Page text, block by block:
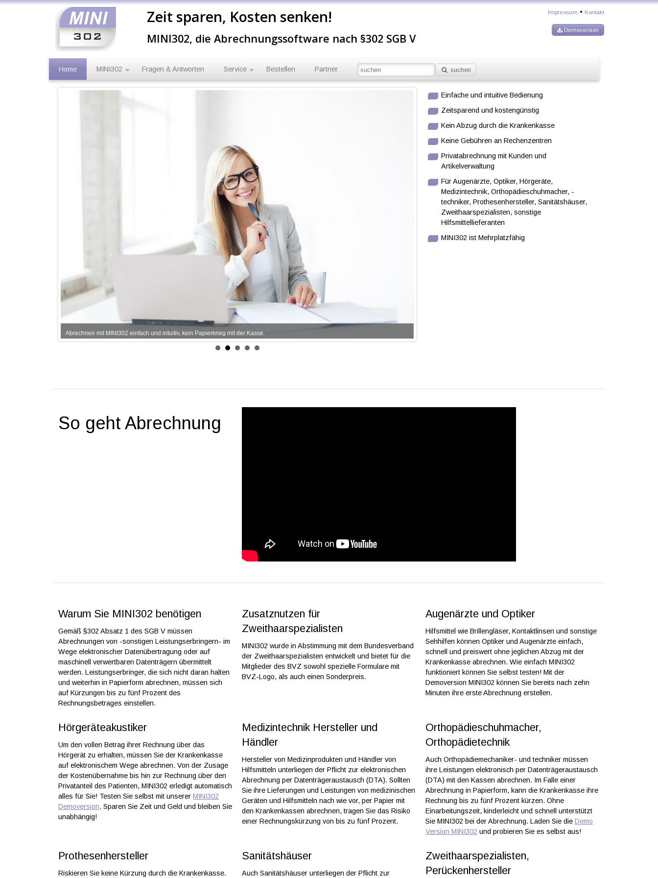
Zeit sparen, Kosten senken!
MINI302, die Abrechnungssoftware nach §302 SGB V
Impressum • Kontakt
Demoversion
Home MINI302 Fragen & Antworten Service Bestellen Partner suchen
Abrechnen mit MINI302 einfach und intuitiv, kein Papierkrieg mit der Kasse.
Einfache und intuitive Bedienung
Zeitsparend und kostengünstig
Kein Abzug durch die Krankenkasse
Keine Gebühren an Rechenzentren
Privatabrechnung mit Kunden und
Artikelverwaltung
Für Augenärzte, Optiker, Hörgeräte,
Medizintechnik, Orthopädieschuhmacher, -
techniker, Prothesenhersteller, Sanitätshäuser,
Zweithaarspezialisten, sonstige
Hilfsmittellieferanten
MINI302 ist Mehrplatzfähig
So geht Abrechnung
Warum Sie MINI302 benötigen
Gemäß §302 Absatz 1 des SGB V müssen
Abrechnungen von -sonstigen Leistungserbringern- im
Wege elektronischer Datenübertragung oder auf
maschinell verwertbaren Datenträgern übermittelt
werden. Leistungserbringer, die sich nicht daran halten
und weiterhin in Papierform abrechnen, müssen sich
auf Kürzungen bis zu fünf Prozent des
Rechnungsbetrages einstellen.
Zusatznutzen für
Zweithaarspezialisten
MINI302 wurde in Abstimmung mit dem Bundesverband
der Zweithaarspezialisten entwickelt und bietet für die
Mitglieder des BVZ sowohl spezielle Formulare mit
BVZ-Logo, als auch einen Sonderpreis.
Augenärzte und Optiker
Hilfsmittel wie Brillengläser, Kontaktlinsen und sonstige
Sehhilfen können Optiker und Augenärzte einfach,
schnell und preiswert ohne jeglichen Abzug mit der
Krankenkasse abrechnen. Wie einfach MINI302
funktioniert können Sie selbst testen! Mit der
Demoversion MINI302 können Sie bereits nach zehn
Minuten ihre erste Abrechnung erstellen.
Hörgeräteakustiker
Um den vollen Betrag ihrer Rechnung über das
Hörgerät zu erhalten, müssen Sie der Krankenkasse
auf elektronischem Wege abrechnen. Von der Zusage
der Kostenübernahme bis hin zur Rechnung über den
Privatanteil des Patienten, MINI302 erledigt automatisch
alles für Sie! Testen Sie selbst mit unsererMINI302
Demoversion. Sparen Sie Zeit und Geld und bleiben Sie
unabhängig!
Medizintechnik Hersteller und
Händler
Hersteller von Medizinprodukten und Händler von
Hilfsmitteln unterliegen der Pflicht zur elektronischen
Abrechnung per Datenträgeraustausch (DTA). Sollten
Sie ihre Lieferungen und Leistungen von medizinischen
Geräten und Hilfsmitteln nach wie vor, per Papier mit
den Krankenkassen abrechnen, tragen Sie das Risiko
einer Rechnungskürzung von bis zu fünf Prozent.
Orthopädieschuhmacher,
Orthopädietechnik
Auch Orthopädiemechaniker- und techniker müssen
ihre Leistungen elektronisch per Datenträgeraustausch
(DTA) mit den Kassen abrechnen. Im Falle einer
Abrechnung in Papierform, kann die Krankenkasse ihre
Rechnung bis zu fünf Prozent kürzen. Ohne
Einarbeitungszeit, kinderleicht und schnell unterstützt
Sie MINI302 bei der Abrechnung. Laden Sie die Demo
Version MINI302 und probieren Sie es selbst aus!
Prothesenhersteller
Riskieren Sie keine Kürzung durch die Krankenkasse.
Sanitätshäuser
Auch Sanitätshäuser unterliegen der Pflicht zur
Zweithaarspezialisten,
Perückenhersteller